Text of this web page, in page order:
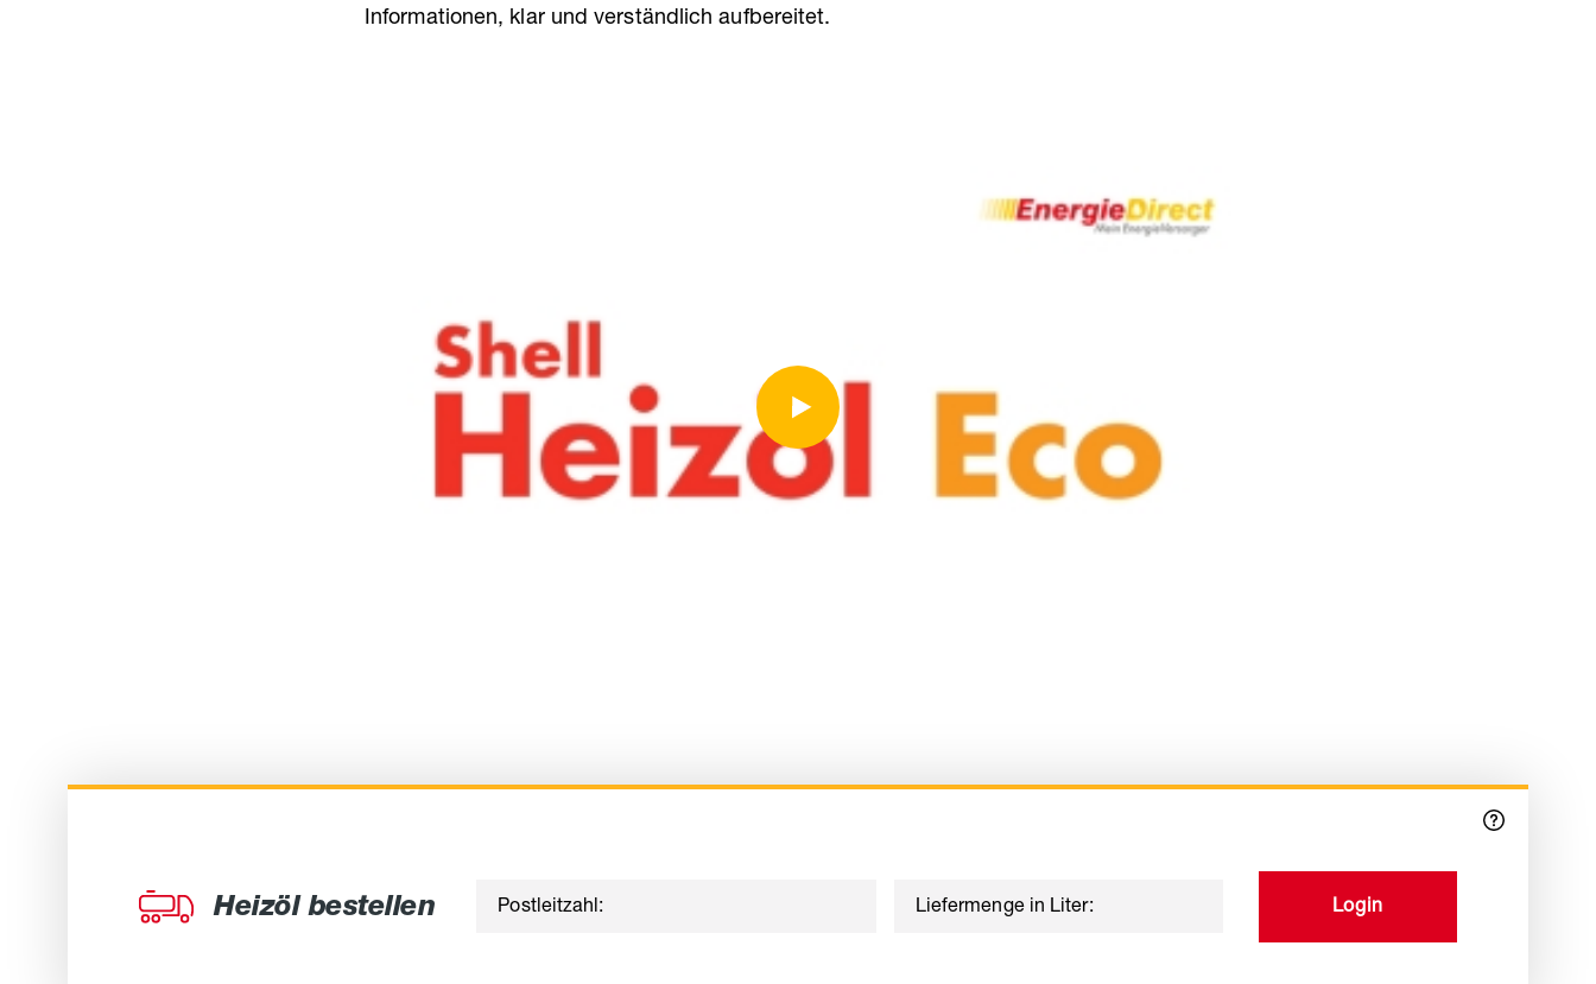
Informationen, klar und verständlich aufbereitet.
Heizöl bestellen Postleitzahl: Liefermenge in Liter: Login